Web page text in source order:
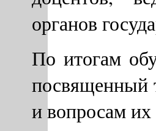
органов
По итогам
посвященный
и вопросам